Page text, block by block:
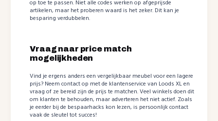
op toe te passen. Niet alle codes werken op afgeprijsde
artikelen, maar het proberen waard is het zeker. Dit kan je
besparing verdubbelen.
Vraag naar price match
mogelijkheden
Vind je ergens anders een vergelijkbaar meubel voor een lagere
prijs? Neem contact op met de klantenservice van Loods XL en
vraag of ze bereid zijn de prijs te matchen. Veel winkels doen dit
om klanten te behouden, maar adverteren het niet actief. Zoals
je eerder bij de bespaarhacks kon lezen, is persoonlijk contact
vaak de sleutel tot succes!